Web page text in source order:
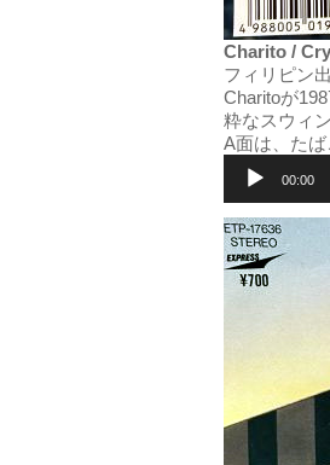
Charito /
フィリピン
Charitoが
粋なスウィ
A面は、た
プ
レ
ー
ヤ
ー
00:00